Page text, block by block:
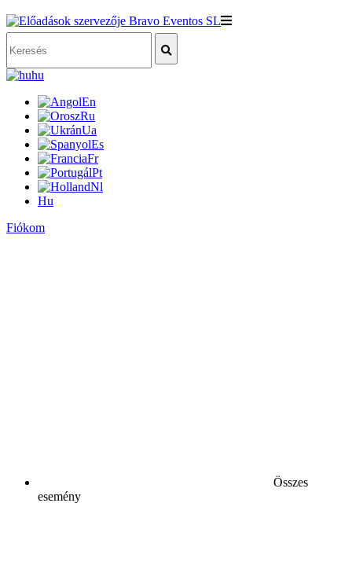
hu
En
Ru
Ua
Es
Fr
Pt
Nl
Hu
Fiókom
Összes
esemény